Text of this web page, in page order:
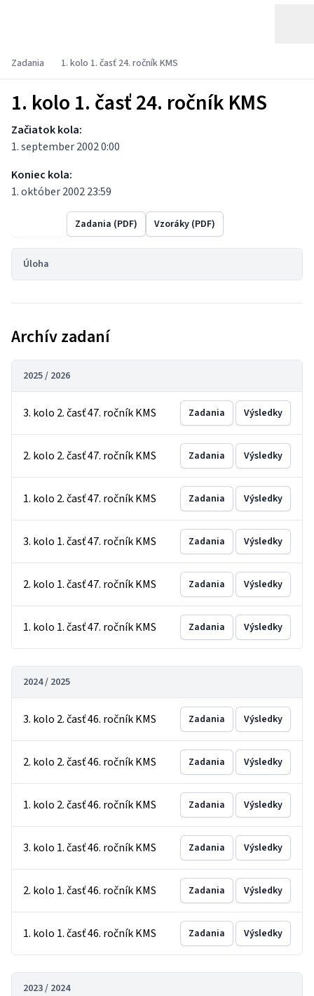
Zadania 1. kolo 1. časť 24. ročník KMS
1. kolo 1. časť 24. ročník KMS
Začiatok kola:
1. september 2002 0:00
Koniec kola:
1. október 2002 23:59
Zadania (PDF) Vzoráky (PDF)
Úloha
Archív zadaní
2025 / 2026
3. kolo 2. časť 47. ročník KMS Zadania Výsledky
2. kolo 2. časť 47. ročník KMS Zadania Výsledky
1. kolo 2. časť 47. ročník KMS Zadania Výsledky
3. kolo 1. časť 47. ročník KMS Zadania Výsledky
2. kolo 1. časť 47. ročník KMS Zadania Výsledky
1. kolo 1. časť 47. ročník KMS Zadania Výsledky
2024 / 2025
3. kolo 2. časť 46. ročník KMS Zadania Výsledky
2. kolo 2. časť 46. ročník KMS Zadania Výsledky
1. kolo 2. časť 46. ročník KMS Zadania Výsledky
3. kolo 1. časť 46. ročník KMS Zadania Výsledky
2. kolo 1. časť 46. ročník KMS Zadania Výsledky
1. kolo 1. časť 46. ročník KMS Zadania Výsledky
2023 / 2024